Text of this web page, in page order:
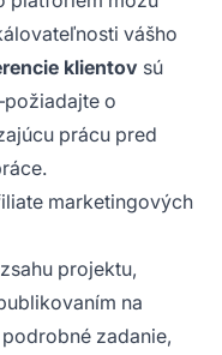
vášho
klientov sú
o
prácu pred
marketingových
projektu,
na
zadanie,